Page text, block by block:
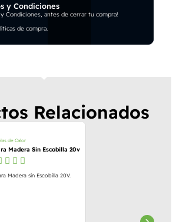
y Condiciones
Condiciones, antes de cerrar tu compra!
de compra.
Relacionados
de Calor
Madera Sin Escobilla 20v
Madera sin Escobilla 20V.